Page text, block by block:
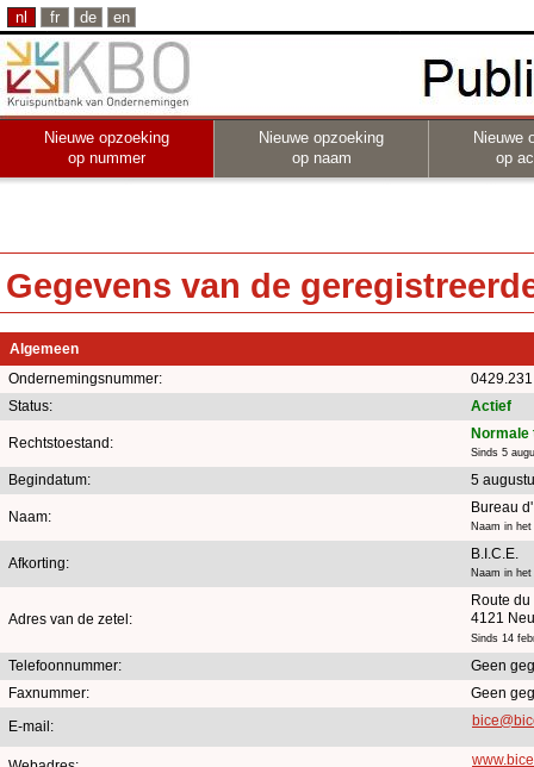
nl fr de en
Nieuwe opzoeking
op nummer
Nieuwe opzoeking
op naam
Nieuwe
op
Gegevens van de
Algemeen
Ondernemingsnummer:
Status:
Actief
Rechtstoestand:
Normale
Sinds 5
Begindatum: 5
Naam:
Bureau
Naam in
Afkorting:
B.I.C.E.
Naam in
Adres van de zetel:
Route
4121
Sinds 14
Telefoonnummer:
Geen
Faxnummer:
Geen
E-mail: